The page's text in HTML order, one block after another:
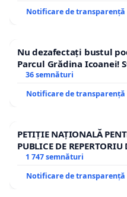
Notificare de transparență
Nu dezafectați bustul
Parcul Grădina Icoanei!
36 semnături
Notificare de transparență
PETIȚIE NAȚIONALĂ
PUBLICE DE
1 747 semnături
Notificare de transparență